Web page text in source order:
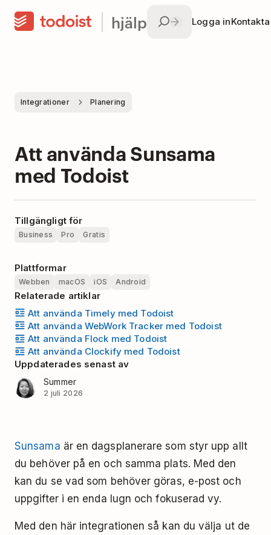
hjälp Logga in
Integrationer Planering
Att använda Sunsama
med Todoist
Tillgängligt för
Business Pro Gratis
Plattformar
Webben macOS iOS Android
Relaterade artiklar
Att använda Timely med Todoist
Att använda WebWork Tracker med Todoist
Att använda Flock med Todoist
Att använda Clockify med Todoist
Uppdaterades senast av
Summer
2 juli 2026
Sunsama är en dagsplanerare som styr upp allt
du behöver på en och samma plats. Med den
kan du se vad som behöver göras, e-post och
uppgifter i en enda lugn och fokuserad vy.
Med den här integrationen så kan du välja ut de